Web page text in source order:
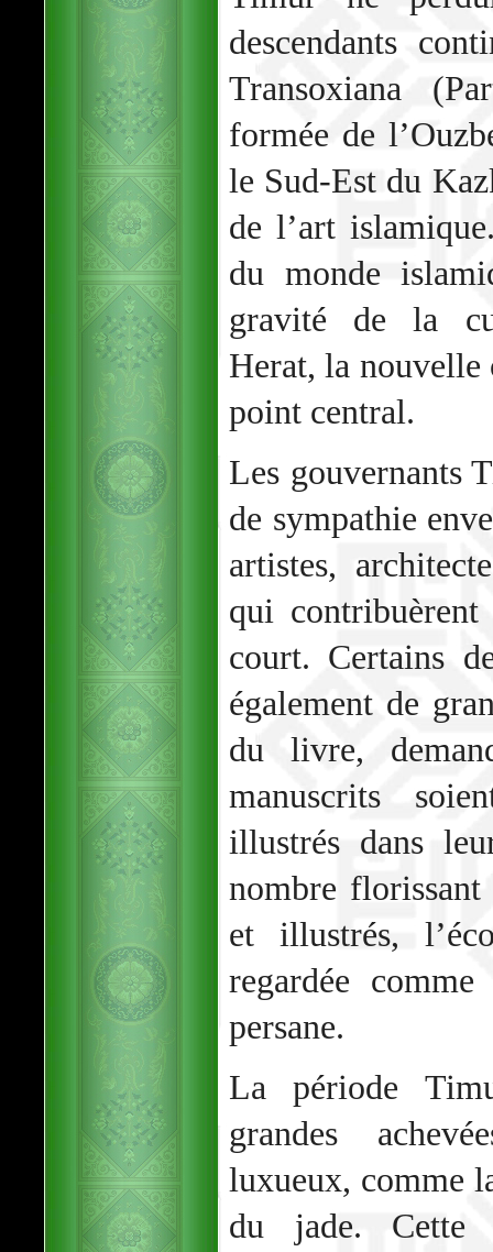
descendants
Transoxiana
formée de
le Sud-Est du
de l’art
du monde
gravité de la
Herat, la
point central.
Les gouvernants
de sympathie
artistes,
qui
court. Certains
également de
du livre,
manuscrits
illustrés dans
nombre florissant
et illustrés,
regardée
persane.
La période
grandes
luxueux, comme
du jade. Cette